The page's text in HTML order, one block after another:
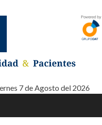
–7 de Agosto del 2026